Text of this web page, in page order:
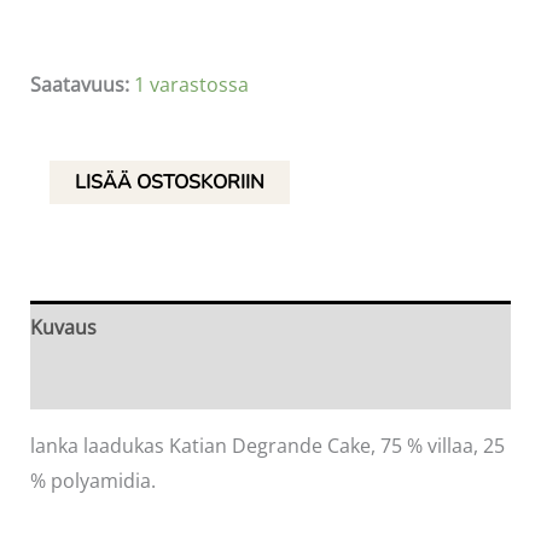
Saatavuus: 1 varastossa
Siniset
40-
LISÄÄ OSTOSKORIIN
Kuvaus
lanka laadukas Katian Degrande Cake, 75 % villaa, 25
% polyamidia.